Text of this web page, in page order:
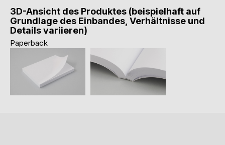
3D-Ansicht des Produktes (beispielhaft auf
Grundlage des Einbandes, Verhältnisse und
Details variieren)
Paperback